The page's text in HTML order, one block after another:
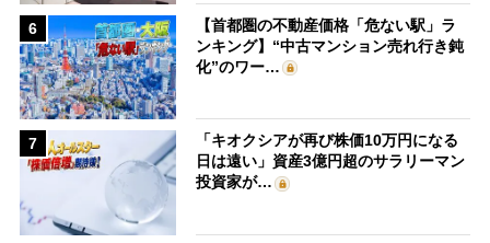
6
【首都圏の不動産価格「危ない駅」ラ
ンキング】“中古マンション売れ行き鈍
化”のワー…
7
「キオクシアが再び株価10万円になる
日は遠い」資産3億円超のサラリーマン
投資家が…